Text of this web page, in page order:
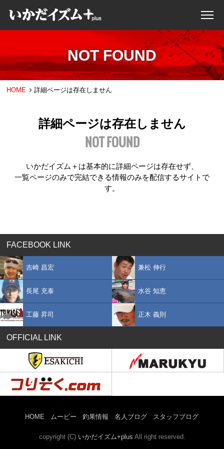
NOT FOUND
HOME 詳細ページは存在しません
詳細ページは存在しません
NOT FOUND
いかだイズム＋は基本的に詳細ページは存在せず、
一覧ページのみで完結できる情報のみを配信するサイトで
す。
FACEBOOK LINK
吉崎 昌宏 兼松 伸行
長尾 充泰 水谷 知恵
工藤 昇司 正木 義則
OFFICIAL LINK
HOME ムービー 釣果情報 名人ブログ スタッフブログ
copyright (C) いかだイズム+plus All right reserved.